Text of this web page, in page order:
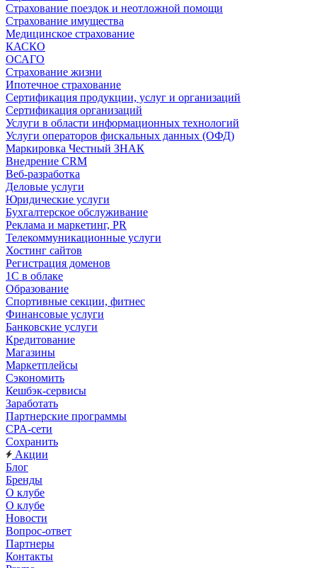
Страхование поездок и неотложной помощи
Страхование имущества
Медицинское страхование
КАСКО
ОСАГО
Страхование жизни
Ипотечное страхование
Сертификация продукции, услуг и организаций
Сертификация организаций
Услуги в области информационных технологий
Услуги операторов фискальных данных (ОФД)
Маркировка Честный ЗНАК
Внедрение CRM
Веб-разработка
Деловые услуги
Юридические услуги
Бухгалтерское обслуживание
Реклама и маркетинг, PR
Телекоммуникационные услуги
Хостинг сайтов
Регистрация доменов
1С в облаке
Образование
Спортивные секции, фитнес
Финансовые услуги
Банковские услуги
Кредитование
Магазины
Маркетплейсы
Сэкономить
Кешбэк-сервисы
Заработать
Партнерские программы
CPA-сети
Сохранить
Акции
Блог
Бренды
О клубе
О клубе
Новости
Вопрос-ответ
Партнеры
Контакты